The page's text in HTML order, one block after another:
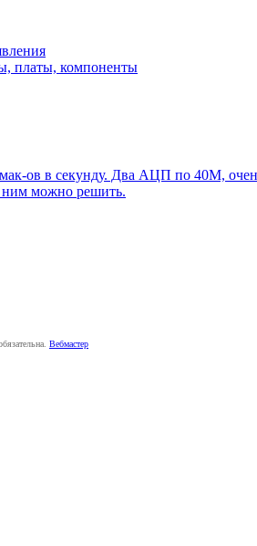
платы, компоненты
ов в секунду. Два АЦП по 40М,
ним можно решить.
Вебмастер